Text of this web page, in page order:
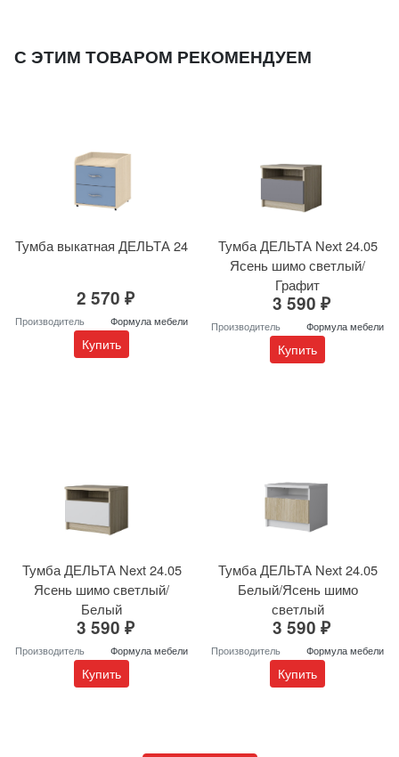
С ЭТИМ ТОВАРОМ РЕКОМЕНДУЕМ
Тумба выкатная ДЕЛЬТА 24
2 570 ₽
Производитель Формула мебели
Купить
Тумба ДЕЛЬТА Next 24.05
Ясень шимо светлый/
Графит
3 590 ₽
Производитель Формула мебели
Купить
Тумба ДЕЛЬТА Next 24.05
Ясень шимо светлый/
Белый
3 590 ₽
Производитель Формула мебели
Купить
Тумба ДЕЛЬТА Next 24.05
Белый/Ясень шимо
светлый
3 590 ₽
Производитель Формула мебели
Купить